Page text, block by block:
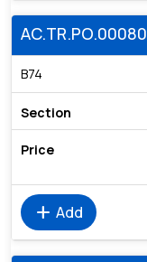
AC.TR.PO.00080
B74
add Add